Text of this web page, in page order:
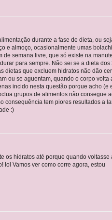
durante a fase de dieta, ou
e almoço, ocasionalmente umas
de semana livre, que só existe na
para sempre. Não sei se a dieta dos
dietas que excluem hidratos não dão
ou se aguentam, quando o corpo volta
incido nesta questão porque acho (e
grupos de alimentos não consegue
consequência tem piores resultados a
:)
os hidratos até porque quando voltasse
lol Vamos ver como corre agora, estou